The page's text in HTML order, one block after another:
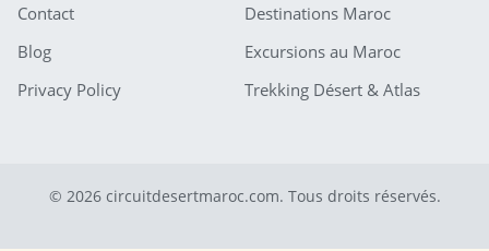
Contact
Blog
Privacy Policy
Destinations Maroc
Excursions au Maroc
Trekking Désert & Atlas
© 2026 circuitdesertmaroc.com. Tous droits réservés.